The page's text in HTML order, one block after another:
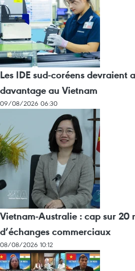
Les IDE sud-coréens devraient
davantage au Vietnam
09/08/2026 06:30
Vietnam-Australie : cap sur 20
d’échanges commerciaux
08/08/2026 10:12